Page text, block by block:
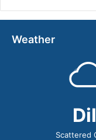
Weather
Scattered